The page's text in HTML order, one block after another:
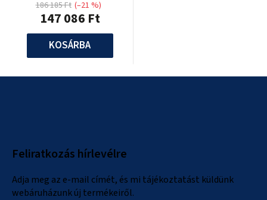
147 086 Ft
186 185 Ft (–21 %)
KOSÁRBA
Feliratkozás hírlevélre
Adja meg az e-mail címét, és mi tájékoztatást küldünk
webáruházunk új termékeiről.